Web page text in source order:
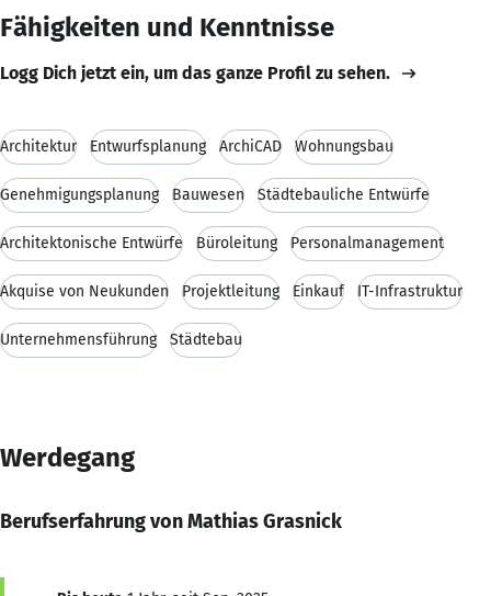
Fähigkeiten und Kenntnisse
Logg Dich jetzt ein, um das ganze Profil zu sehen.
Architektur Entwurfsplanung ArchiCAD Wohnungsbau
Genehmigungsplanung Bauwesen Städtebauliche Entwürfe
Architektonische Entwürfe Büroleitung Personalmanagement
Akquise von Neukunden Projektleitung Einkauf IT-Infrastruktur
Unternehmensführung Städtebau
Werdegang
Berufserfahrung von Mathias Grasnick